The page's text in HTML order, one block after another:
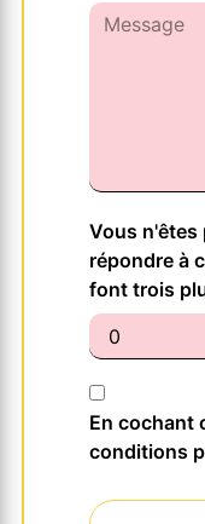
Vous n'êtes
répondre à
font trois
En cochant
conditions